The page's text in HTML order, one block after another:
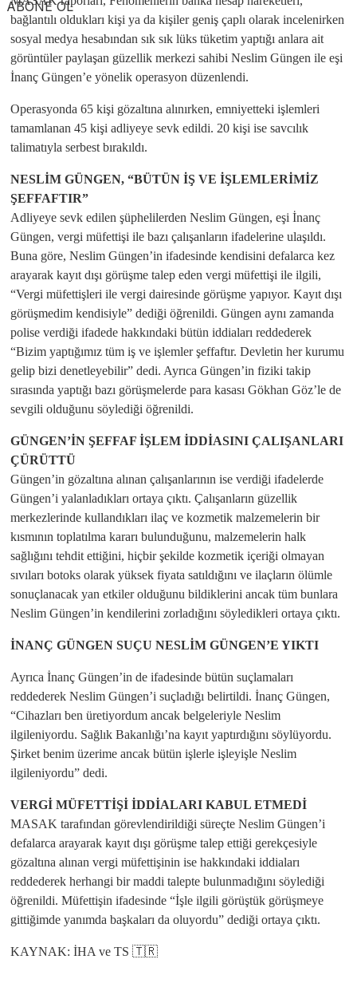
ABONE OL
bağlantılı oldukları kişi ya da kişiler geniş çaplı olarak incelenirken
sosyal medya hesabından sık sık lüks tüketim yaptığı anlara ait
görüntüler paylaşan güzellik merkezi sahibi Neslim Güngen ile eşi
İnanç Güngen’e yönelik operasyon düzenlendi.
Operasyonda 65 kişi gözaltına alınırken, emniyetteki işlemleri
tamamlanan 45 kişi adliyeye sevk edildi. 20 kişi ise savcılık
talimatıyla serbest bırakıldı.
NESLİM GÜNGEN, “BÜTÜN İŞ VE İŞLEMLERİMİZ
ŞEFFAFTIR”
Adliyeye sevk edilen şüphelilerden Neslim Güngen, eşi İnanç
Güngen, vergi müfettişi ile bazı çalışanların ifadelerine ulaşıldı.
Buna göre, Neslim Güngen’in ifadesinde kendisini defalarca kez
arayarak kayıt dışı görüşme talep eden vergi müfettişi ile ilgili,
“Vergi müfettişleri ile vergi dairesinde görüşme yapıyor. Kayıt dışı
görüşmedim kendisiyle” dediği öğrenildi. Güngen aynı zamanda
polise verdiği ifadede hakkındaki bütün iddiaları reddederek
“Bizim yaptığımız tüm iş ve işlemler şeffaftır. Devletin her kurumu
gelip bizi denetleyebilir” dedi. Ayrıca Güngen’in fiziki takip
sırasında yaptığı bazı görüşmelerde para kasası Gökhan Göz’le de
sevgili olduğunu söylediği öğrenildi.
GÜNGEN’İN ŞEFFAF İŞLEM İDDİASINI ÇALIŞANLARI
ÇÜRÜTTÜ
Güngen’in gözaltına alınan çalışanlarının ise verdiği ifadelerde
Güngen’i yalanladıkları ortaya çıktı. Çalışanların güzellik
merkezlerinde kullandıkları ilaç ve kozmetik malzemelerin bir
kısmının toplatılma kararı bulunduğunu, malzemelerin halk
sağlığını tehdit ettiğini, hiçbir şekilde kozmetik içeriği olmayan
sıvıları botoks olarak yüksek fiyata satıldığını ve ilaçların ölümle
sonuçlanacak yan etkiler olduğunu bildiklerini ancak tüm bunlara
Neslim Güngen’in kendilerini zorladığını söyledikleri ortaya çıktı.
İNANÇ GÜNGEN SUÇU NESLİM GÜNGEN’E YIKTI
Ayrıca İnanç Güngen’in de ifadesinde bütün suçlamaları
reddederek Neslim Güngen’i suçladığı belirtildi. İnanç Güngen,
“Cihazları ben üretiyordum ancak belgeleriyle Neslim
ilgileniyordu. Sağlık Bakanlığı’na kayıt yaptırdığını söylüyordu.
Şirket benim üzerime ancak bütün işlerle işleyişle Neslim
ilgileniyordu” dedi.
VERGİ MÜFETTİŞİ İDDİALARI KABUL ETMEDİ
MASAK tarafından görevlendirildiği süreçte Neslim Güngen’i
defalarca arayarak kayıt dışı görüşme talep ettiği gerekçesiyle
gözaltına alınan vergi müfettişinin ise hakkındaki iddiaları
reddederek herhangi bir maddi talepte bulunmadığını söylediği
öğrenildi. Müfettişin ifadesinde “İşle ilgili görüştük görüşmeye
gittiğimde yanımda başkaları da oluyordu” dediği ortaya çıktı.
KAYNAK: İHA ve TS 🇹🇷